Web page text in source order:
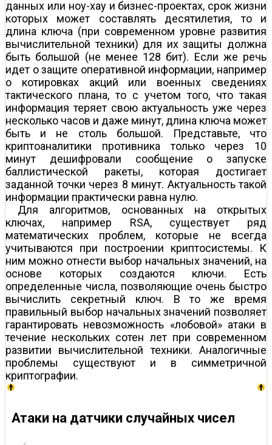
данных или ноу-хау и бизнес-проектах, срок жизни
которых может составлять десятилетия, то и
длина ключа (при современном уровне развития
вычислительной техники) для их защиты должна
быть большой (не менее 128 бит). Если же речь
идет о защите оперативной информации, например
о котировках акций или военных сведениях
тактического плана, то с учетом того, что такая
информация теряет свою актуальность уже через
несколько часов и даже минут, длина ключа может
быть и не столь большой. Представьте, что
криптоаналитики противника только через 10
минут дешифровали сообщение о запуске
баллистической ракеты, которая достигает
заданной точки через 8 минут. Актуальность такой
информации практически равна нулю.
Для алгоритмов, основанных на открытых
ключах, например RSA, существует ряд
математических проблем, которые не всегда
учитываются при построении криптосистемы. К
ним можно отнести выбор начальных значений, на
основе которых создаются ключи. Есть
определенные числа, позволяющие очень быстро
вычислить секретный ключ. В то же время
правильный выбор начальных значений позволяет
гарантировать невозможность «лобовой» атаки в
течение нескольких сотен лет при современном
развитии вычислительной техники. Аналогичные
проблемы существуют и в симметричной
криптографии.
Атаки на датчики случайных чисел